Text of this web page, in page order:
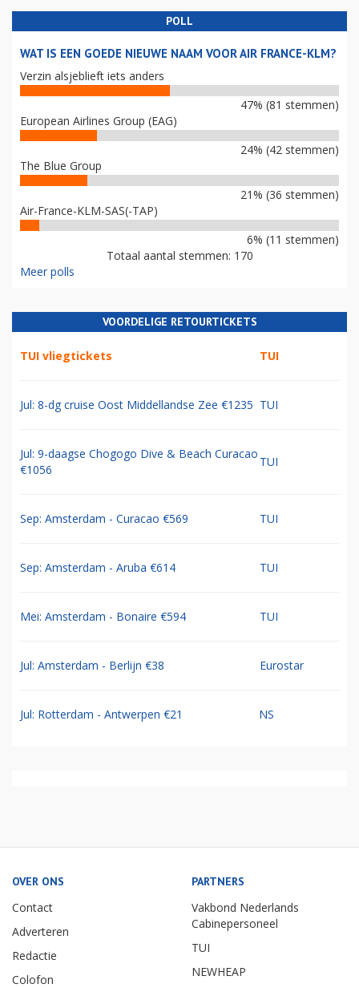
POLL
WAT IS EEN GOEDE NIEUWE NAAM VOOR AIR FRANCE-KLM?
Verzin alsjeblieft iets anders
47% (81 stemmen)
European Airlines Group (EAG)
24% (42 stemmen)
The Blue Group
21% (36 stemmen)
Air-France-KLM-SAS(-TAP)
6% (11 stemmen)
Totaal aantal stemmen: 170
Meer polls
VOORDELIGE RETOURTICKETS
TUI vliegtickets TUI
Jul: 8-dg cruise Oost Middellandse Zee €1235 TUI
Jul: 9-daagse Chogogo Dive & Beach Curacao
€1056
TUI
Sep: Amsterdam - Curacao €569 TUI
Sep: Amsterdam - Aruba €614 TUI
Mei: Amsterdam - Bonaire €594 TUI
Jul: Amsterdam - Berlijn €38 Eurostar
Jul: Rotterdam - Antwerpen €21 NS
OVER ONS
Contact
Adverteren
Redactie
Colofon
PARTNERS
Vakbond Nederlands
Cabinepersoneel
TUI
NEWHEAP